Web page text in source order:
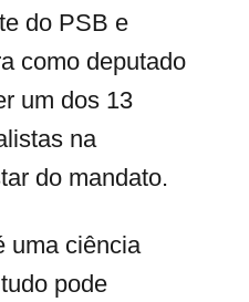
do PSB e
como deputado
um dos 13
na
do mandato.
uma ciência
pode